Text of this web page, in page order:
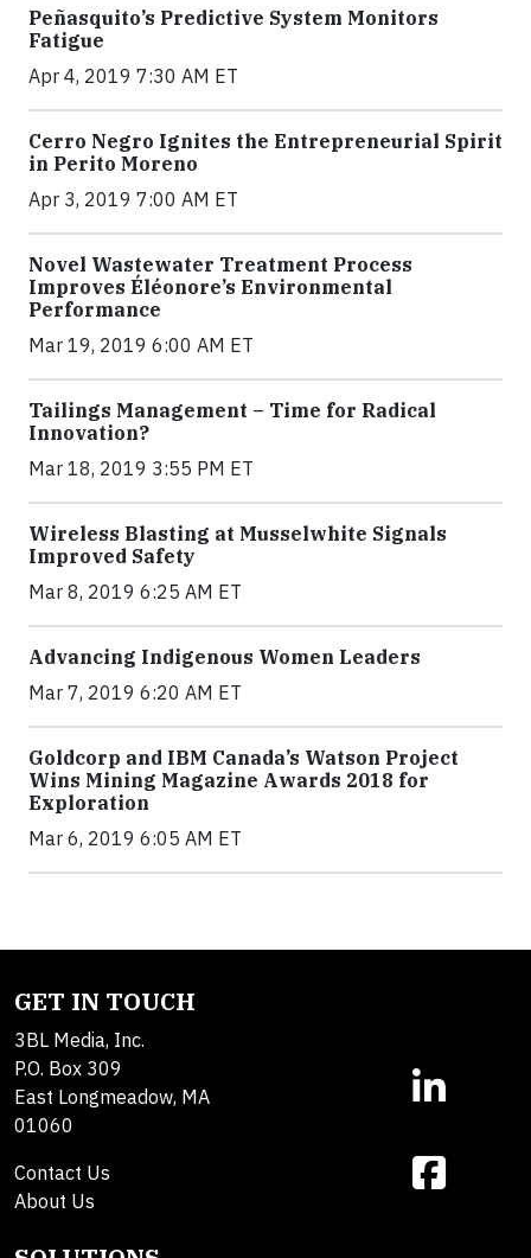
Peñasquito’s Predictive System Monitors
Fatigue
Apr 4, 2019 7:30 AM ET
Cerro Negro Ignites the Entrepreneurial Spirit
in Perito Moreno
Apr 3, 2019 7:00 AM ET
Novel Wastewater Treatment Process
Improves Éléonore’s Environmental
Performance
Mar 19, 2019 6:00 AM ET
Tailings Management – Time for Radical
Innovation?
Mar 18, 2019 3:55 PM ET
Wireless Blasting at Musselwhite Signals
Improved Safety
Mar 8, 2019 6:25 AM ET
Advancing Indigenous Women Leaders
Mar 7, 2019 6:20 AM ET
Goldcorp and IBM Canada’s Watson Project
Wins Mining Magazine Awards 2018 for
Exploration
Mar 6, 2019 6:05 AM ET
GET IN TOUCH
3BL Media, Inc.
P.O. Box 309
East Longmeadow, MA
01060
Contact Us
About Us